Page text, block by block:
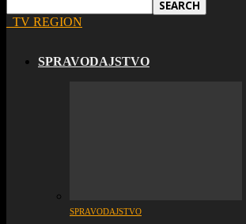
TV REGION
SPRAVODAJSTVO
SPRAVODAJSTVO